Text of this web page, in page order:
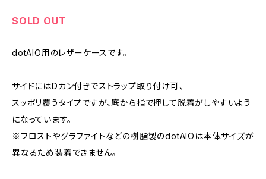
SOLD OUT
dotAIO用のレザーケースです。
サイドにはDカン付きでストラップ取り付け可、
スッポリ覆うタイプですが、底から指で押して脱着がしやすいよう
になっています。
※フロストやグラファイトなどの樹脂製のdotAIOは本体サイズが
異なるため装着できません。